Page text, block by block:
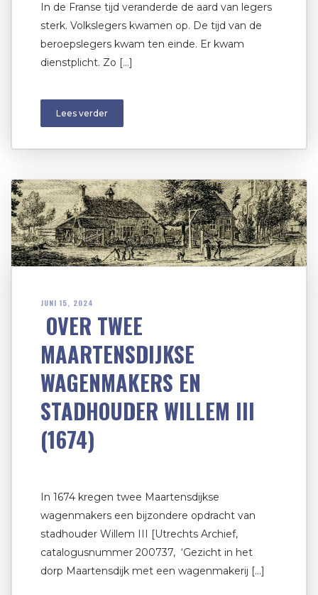
In de Franse tijd veranderde de aard van legers
sterk. Volkslegers kwamen op. De tijd van de
beroepslegers kwam ten einde. Er kwam
dienstplicht. Zo […]
Lees verder
JUNI 15, 2024
OVER TWEE
MAARTENSDIJKSE
WAGENMAKERS EN
STADHOUDER WILLEM III
(1674)
In 1674 kregen twee Maartensdijkse
wagenmakers een bijzondere opdracht van
stadhouder Willem III [Utrechts Archief,
catalogusnummer 200737, ‘Gezicht in het
dorp Maartensdijk met een wagenmakerij […]